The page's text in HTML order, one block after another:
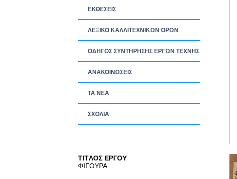
ΕΚΘΕΣΕΙΣ
ΛΕΞΙΚΟ ΚΑΛΛΙΤΕΧΝΙΚΩΝ ΟΡΩΝ
ΟΔΗΓΟΣ ΣΥΝΤΗΡΗΣΗΣ ΕΡΓΩΝ ΤΕΧΝΗΣ
ΑΝΑΚΟΙΝΩΣΕΙΣ
ΤΑ ΝEΑ
ΣΧΟΛΙΑ
TITΛΟΣ ΕΡΓΟΥ
ΦΙΓΟΥΡΑ